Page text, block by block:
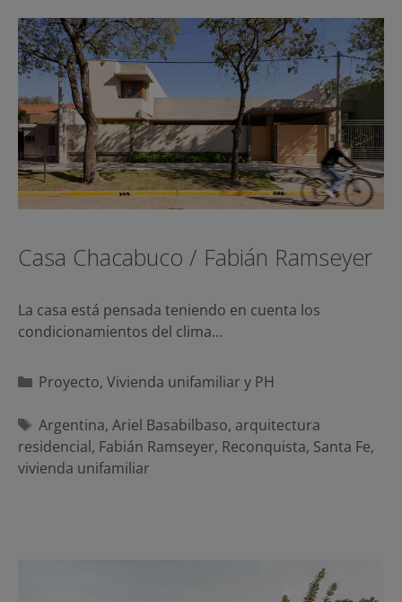
Casa Chacabuco / Fabián Ramseyer
La casa está pensada teniendo en cuenta los
condicionamientos del clima…
Categorías
Proyecto, Vivienda unifamiliar y PH
Etiquetas
Argentina, Ariel Basabilbaso, arquitectura
residencial, Fabián Ramseyer, Reconquista, Santa Fe,
vivienda unifamiliar